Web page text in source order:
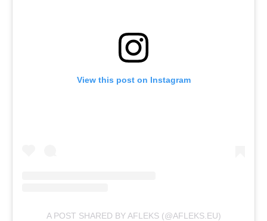
View this post on Instagram
A POST SHARED BY AFLEKS (@AFLEKS.EU)